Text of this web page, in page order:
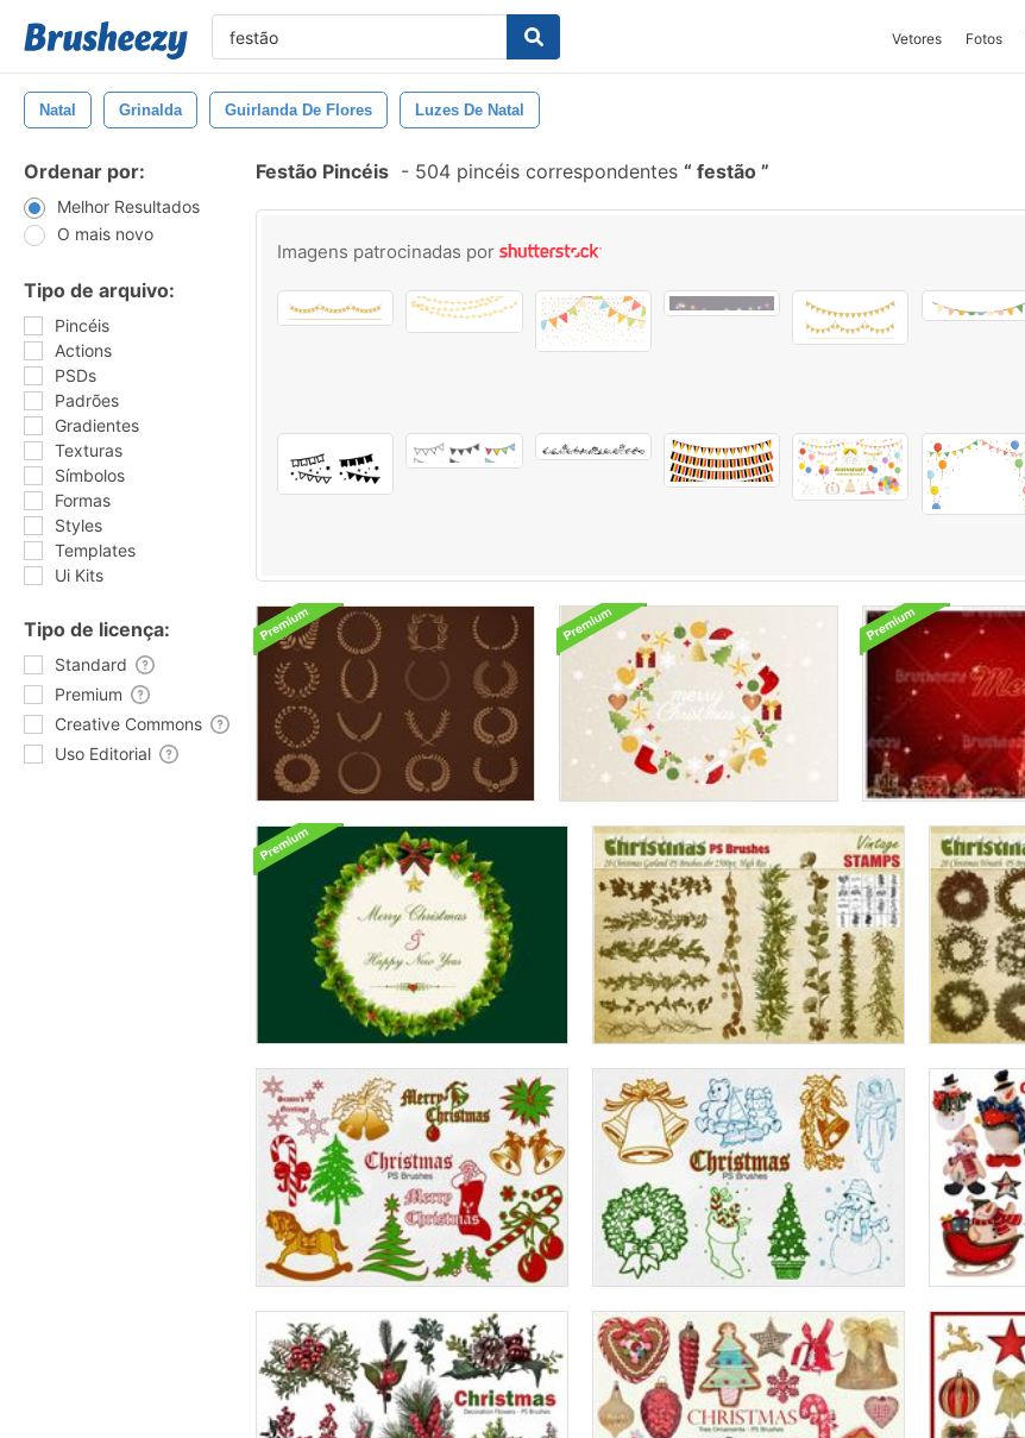
Vetores Fotos
Natal Grinalda Guirlanda De Flores Luzes De Natal
Ordenar por:
Melhor Resultados
O mais novo
Tipo de arquivo:
Pincéis
Actions
PSDs
Padrões
Gradientes
Texturas
Símbolos
Formas
Styles
Templates
Ui Kits
Tipo de licença:
Standard
Premium
Creative Commons
Uso Editorial
Festão Pincéis - 504 pincéis correspondentes festão
Imagens patrocinadas por